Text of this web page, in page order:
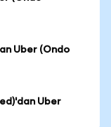
Uber (Ondo
Uber